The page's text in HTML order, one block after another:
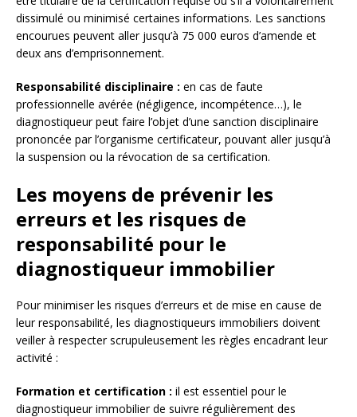
dissimulé ou minimisé certaines informations. Les sanctions
encourues peuvent aller jusqu’à 75 000 euros d’amende et
deux ans d’emprisonnement.
Responsabilité disciplinaire : en cas de faute
professionnelle avérée (négligence, incompétence…), le
diagnostiqueur peut faire l’objet d’une sanction disciplinaire
prononcée par l’organisme certificateur, pouvant aller jusqu’à
la suspension ou la révocation de sa certification.
Les moyens de prévenir les
erreurs et les risques de
responsabilité pour le
diagnostiqueur immobilier
Pour minimiser les risques d’erreurs et de mise en cause de
leur responsabilité, les diagnostiqueurs immobiliers doivent
veiller à respecter scrupuleusement les règles encadrant leur
activité :
Formation et certification : il est essentiel pour le
diagnostiqueur immobilier de suivre régulièrement des